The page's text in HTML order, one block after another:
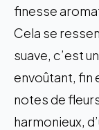
finesse
Cela se
suave, c’est
envoûtant, fin
notes de
harmonieux,